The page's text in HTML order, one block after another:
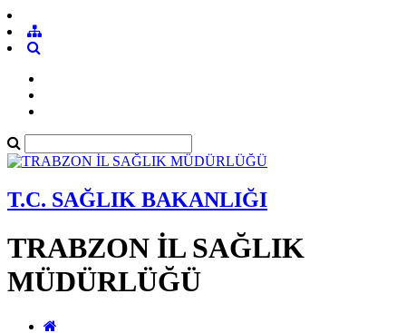
T.C. SAĞLIK BAKANLIĞI
TRABZON İL SAĞLIK
MÜDÜRLÜĞÜ